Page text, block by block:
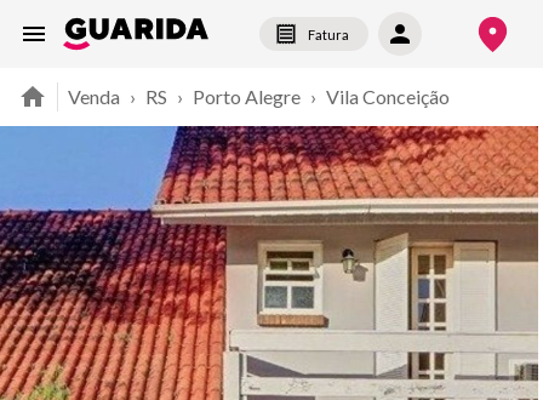
Fatura
Venda › RS › Porto Alegre › Vila Conceição